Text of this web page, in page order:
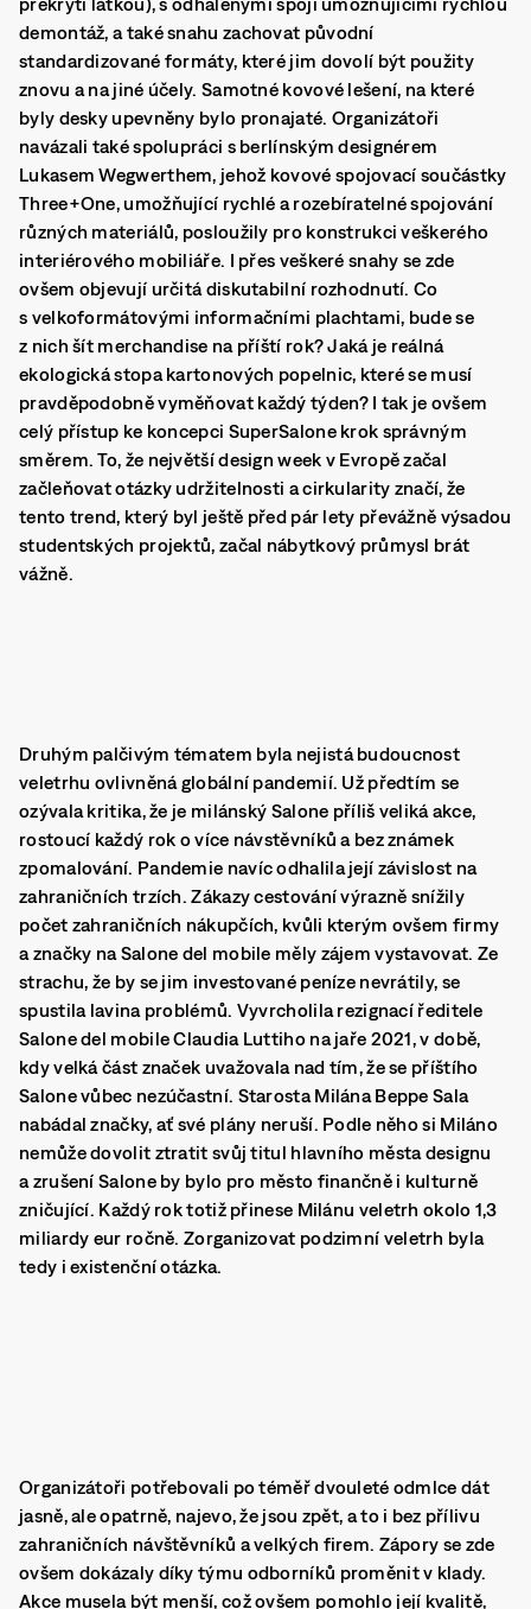
demontáž, a také snahu zachovat původní
standardizované formáty, které jim dovolí být použity
znovu a na jiné účely. Samotné kovové lešení, na které
byly desky upevněny bylo pronajaté. Organizátoři
navázali také spolupráci s berlínským designérem
Lukasem Wegwerthem, jehož kovové spojovací součástky
Three+One, umožňující rychlé a rozebíratelné spojování
různých materiálů, posloužily pro konstrukci veškerého
interiérového mobiliáře. I přes veškeré snahy se zde
ovšem objevují určitá diskutabilní rozhodnutí. Co
s velkoformátovými informačními plachtami, bude se
z nich šít merchandise na příští rok? Jaká je reálná
ekologická stopa kartonových popelnic, které se musí
pravděpodobně vyměňovat každý týden? I tak je ovšem
celý přístup ke koncepci SuperSalone krok správným
směrem. To, že největší design week v Evropě začal
začleňovat otázky udržitelnosti a cirkularity značí, že
tento trend, který byl ještě před pár lety převážně výsadou
studentských projektů, začal nábytkový průmysl brát
vážně.
Druhým palčivým tématem byla nejistá budoucnost
veletrhu ovlivněná globální pandemií. Už předtím se
ozývala kritika, že je milánský Salone příliš veliká akce,
rostoucí každý rok o více návstěvníků a bez známek
zpomalování. Pandemie navíc odhalila její závislost na
zahraničních trzích. Zákazy cestování výrazně snížily
počet zahraničních nákupčích, kvůli kterým ovšem firmy
a značky na Salone del mobile měly zájem vystavovat. Ze
strachu, že by se jim investované peníze nevrátily, se
spustila lavina problémů. Vyvrcholila rezignací ředitele
Salone del mobile Claudia Luttiho na jaře 2021, v době,
kdy velká část značek uvažovala nad tím, že se příštího
Salone vůbec nezúčastní. Starosta Milána Beppe Sala
nabádal značky, ať své plány neruší. Podle něho si Miláno
nemůže dovolit ztratit svůj titul hlavního města designu
a zrušení Salone by bylo pro město finančně i kulturně
zničující. Každý rok totiž přinese Milánu veletrh okolo 1,3
miliardy eur ročně.Zorganizovat podzimní veletrh byla
tedy i existenční otázka.
Organizátoři potřebovali po téměř dvouleté odmlce dát
jasně, ale opatrně, najevo, že jsou zpět, a to i bez přílivu
zahraničních návštěvníků a velkých firem. Zápory se zde
ovšem dokázaly díky týmu odborníků proměnit v klady.
Akce musela být menší, což ovšem pomohlo její kvalitě,